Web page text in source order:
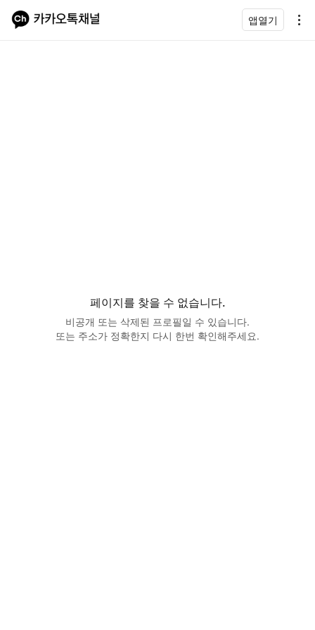
앱열기
페이지를 찾을 수 없습니다.
비공개 또는 삭제된 프로필일 수 있습니다.
또는 주소가 정확한지 다시 한번 확인해주세요.